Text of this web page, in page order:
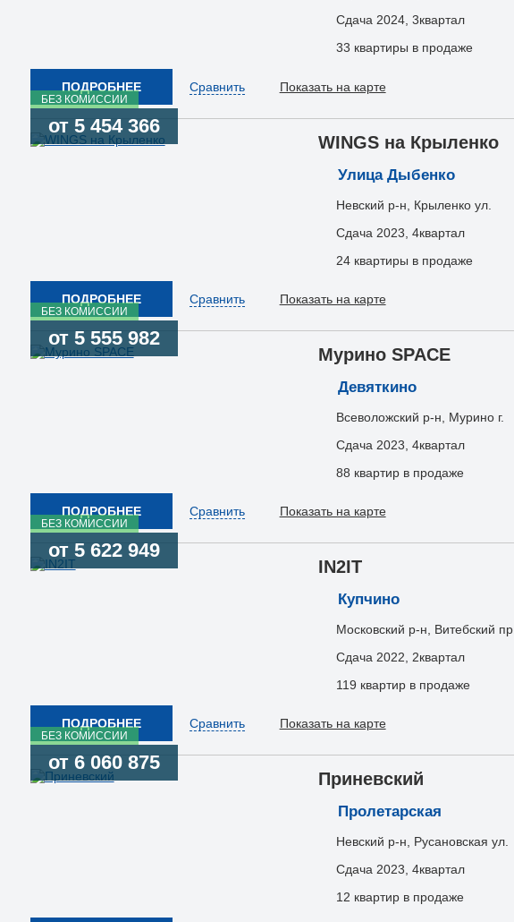
Сдача 2024, 3квартал
33 квартиры в продаже
ПОДРОБНЕЕ Сравнить Показать на карте
БЕЗ КОМИССИИ
от 5 454 366
WINGS на Крыленко
Улица Дыбенко
Невский р-н, Крыленко ул.
Сдача 2023, 4квартал
24 квартиры в продаже
ПОДРОБНЕЕ Сравнить Показать на карте
БЕЗ КОМИССИИ
от 5 555 982
Мурино SPACE
Девяткино
Всеволожский р-н, Мурино г.
Сдача 2023, 4квартал
88 квартир в продаже
ПОДРОБНЕЕ Сравнить Показать на карте
БЕЗ КОМИССИИ
от 5 622 949
IN2IT
Купчино
Московский р-н, Витебский пр.
Сдача 2022, 2квартал
119 квартир в продаже
ПОДРОБНЕЕ Сравнить Показать на карте
БЕЗ КОМИССИИ
от 6 060 875
Приневский
Пролетарская
Невский р-н, Русановская ул.
Сдача 2023, 4квартал
12 квартир в продаже